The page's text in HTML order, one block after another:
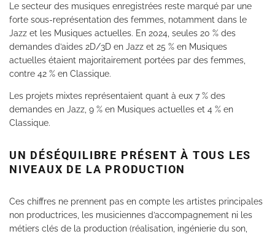
Le secteur des musiques enregistrées reste marqué par une
forte sous-représentation des femmes, notamment dans le
Jazz et les Musiques actuelles. En 2024, seules 20 % des
demandes d’aides 2D/3D en Jazz et 25 % en Musiques
actuelles étaient majoritairement portées par des femmes,
contre 42 % en Classique.
Les projets mixtes représentaient quant à eux 7 % des
demandes en Jazz, 9 % en Musiques actuelles et 4 % en
Classique.
UN DÉSÉQUILIBRE PRÉSENT À TOUS LES
NIVEAUX DE LA PRODUCTION
Ces chiffres ne prennent pas en compte les artistes principales
non productrices, les musiciennes d’accompagnement ni les
métiers clés de la production (réalisation, ingénierie du son,